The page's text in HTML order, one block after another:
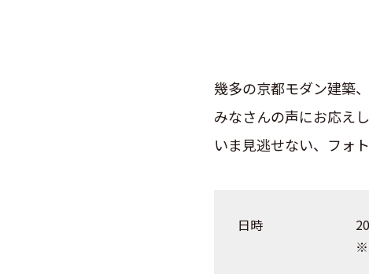
幾多の京都モダン建築
みなさんの声にお応え
いま見逃せない、フォ
日時
※